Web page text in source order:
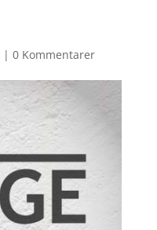
| 0 Kommentarer